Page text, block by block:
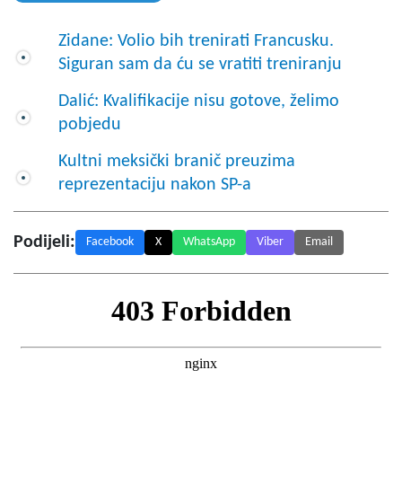
Zidane: Volio bih trenirati Francusku.
Siguran sam da ću se vratiti treniranju
Dalić: Kvalifikacije nisu gotove, želimo
pobjedu
Kultni meksički branič preuzima
reprezentaciju nakon SP-a
Podijeli: Facebook X WhatsApp Viber Email